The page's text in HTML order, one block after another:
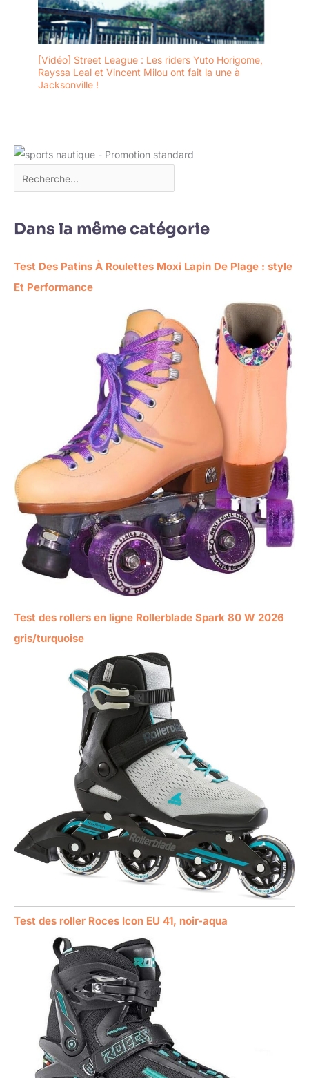
[Vidéo] Street League : Les riders Yuto Horigome,
Rayssa Leal et Vincent Milou ont fait la une à
Jacksonville !
Dans la même catégorie
Test Des Patins À Roulettes Moxi Lapin De Plage : style
Et Performance
Test des rollers en ligne Rollerblade Spark 80 W 2026
gris/turquoise
Test des roller Roces Icon EU 41, noir-aqua